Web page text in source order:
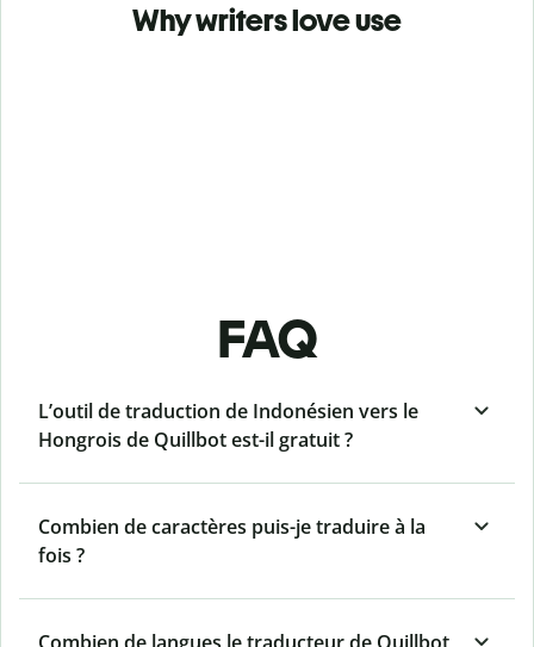
Why writers love use
FAQ
L’outil de traduction de Indonésien vers le
Hongrois de Quillbot est-il gratuit ?
Combien de caractères puis-je traduire à la
fois ?